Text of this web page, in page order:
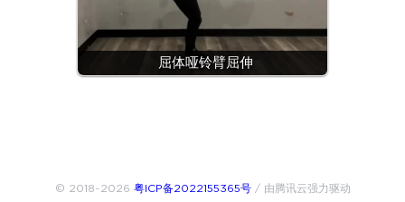
屈体哑铃臂屈伸
© 2018~2026 粤ICP备2022155365号/ 由腾讯云强力驱动